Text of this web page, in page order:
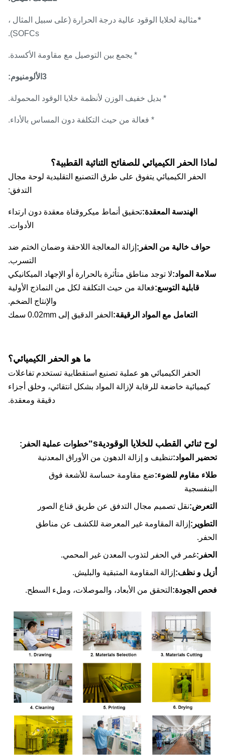
مثالية لخلايا الوقود عالية درجة الحرارة (على سبيل المثال ،
SOFCs).
* يجمع بين التوصيل مع مقاومة الأكسدة.
* بديل خفيف الوزن لأنظمة خلايا الوقود المحمولة.
* فعالة من حيث التكلفة دون المساس بالأداء.
الحفر الكيميائي للصفائح الثنائية القطبية؟
الحفر الكيميائي يتفوق على طرق التصنيع التقليدية لوحة مجال
التدفق:
الهندسة المعقدة:تحقيق أنماط ميكروقناة معقدة دون ارتداء
الأدوات.
خالية من الحفر:إزالة المعالجة اللاحقة وضمان الختم ضد
التسرب.
المواد:لا توجد مناطق متأثرة بالحرارة أو الإجهاد الميكانيكي
قابلية التوسع:فعالة من حيث التكلفة لكل من النماذج الأولية
والإنتاج الضخم.
التعامل مع المواد الرقيقة:الحفر الدقيق إلى 0.02mm سمك
ما هو الحفر الكيميائي؟
الحفر الكيميائي هو عملية تصنيع استقطابية تستخدم تفاعلات
خاضعة للرقابة لإزالة المواد بشكل انتقائي، وخلق أجزاء
دقيقة ومعقدة.
ثنائي القطب للخلايا الوقوديةs" خطوات عملية الحفر:
المواد:تنظيف و إزالة الدهون من الأوراق المعدنية
مقاوم للضوء:ضع مقاومة حساسة للأشعة فوق
نقل تصميم مجال التدفق عن طريق قناع الصور
إزالة المقاومة غير المعرضة للكشف عن مناطق
غمر في الحفر لتذوب المعدن غير المحمي.
و نظف:إزالة المقاومة المتبقية والبليش.
الجودة:التحقق من الأبعاد، والموصلات، وملء السطح.